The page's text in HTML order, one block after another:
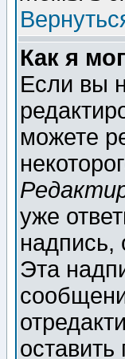
Как я
Если вы
можете
уже
надпись,
Эта